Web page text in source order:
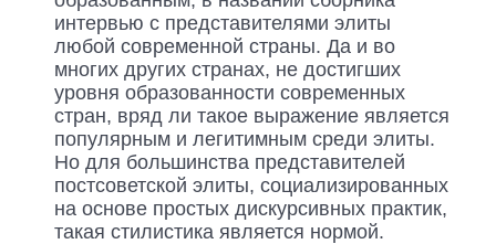
интервью с представителями элиты
любой современной страны. Да и во
многих других странах, не достигших
уровня образованности современных
стран, вряд ли такое выражение является
популярным и легитимным среди элиты.
Но для большинства представителей
постсоветской элиты, социализированных
на основе простых дискурсивных практик,
такая стилистика является нормой.